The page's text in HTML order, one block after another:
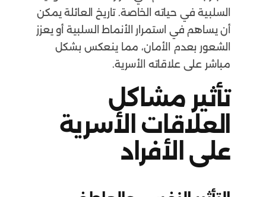
السلبية في حياته الخاصة. تاريخ العائلة يمكن
أن يساهم في استمرار الأنماط السلبية أو يعزز
الشعور بعدم الأمان، مما ينعكس بشكل
مباشر على علاقاته الأسرية.
تأثير مشاكل
العلاقات الأسرية
على الأفراد